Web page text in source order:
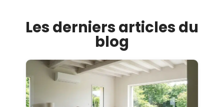
Les derniers articles du
blog